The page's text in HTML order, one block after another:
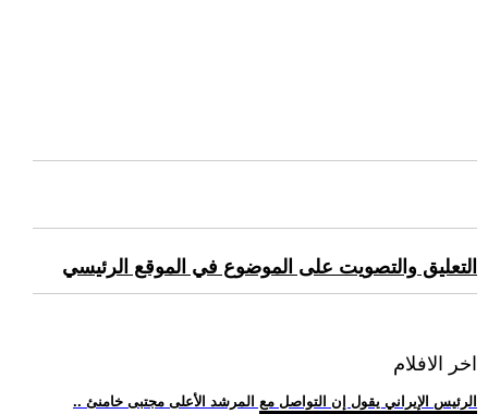
التعليق والتصويت على الموضوع في الموقع الرئيسي
اخر الافلام
.. الرئيس الإيراني يقول إن التواصل مع المرشد الأعلى مجتبى خامنئ